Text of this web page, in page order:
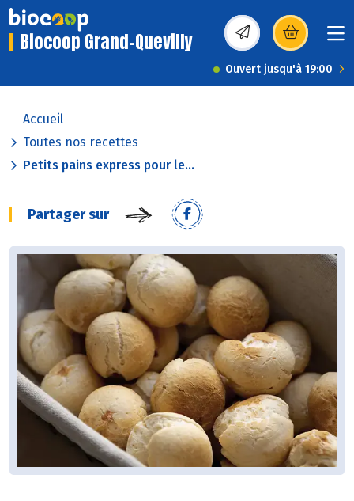
Biocoop Grand-Quevilly (s’ouvre dans une
Ouvert jusqu'à 19:00
Accueil
Toutes nos recettes
Petits pains express pour le...
Partager sur